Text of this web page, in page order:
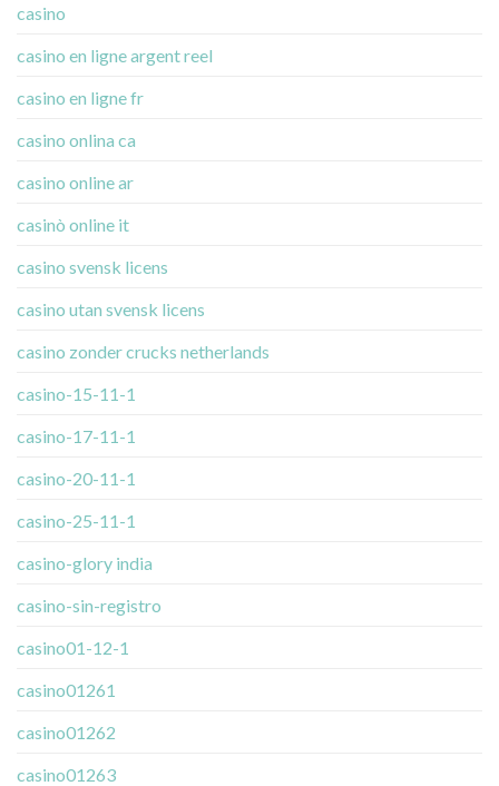
casino
casino en ligne argent reel
casino en ligne fr
casino onlina ca
casino online ar
casinò online it
casino svensk licens
casino utan svensk licens
casino zonder crucks netherlands
casino-15-11-1
casino-17-11-1
casino-20-11-1
casino-25-11-1
casino-glory india
casino-sin-registro
casino01-12-1
casino01261
casino01262
casino01263